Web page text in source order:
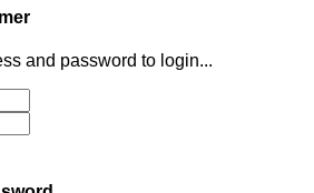
and password to login...